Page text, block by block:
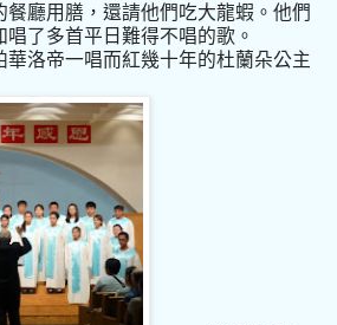
廳用膳，還請他們吃大龍蝦。他們
了多首平日難得不唱的歌。
華洛帝一唱而紅幾十年的杜蘭朵公主